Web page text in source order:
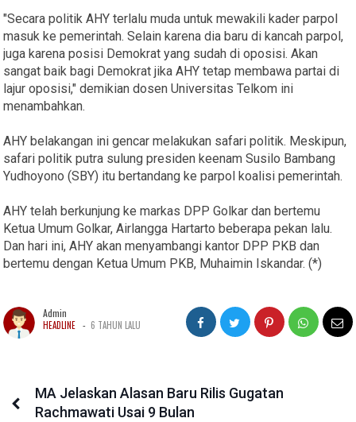
"Secara politik AHY terlalu muda untuk mewakili kader parpol
masuk ke pemerintah. Selain karena dia baru di kancah parpol,
juga karena posisi Demokrat yang sudah di oposisi. Akan
sangat baik bagi Demokrat jika AHY tetap membawa partai di
lajur oposisi," demikian dosen Universitas Telkom ini
menambahkan.
AHY belakangan ini gencar melakukan safari politik. Meskipun,
safari politik putra sulung presiden keenam Susilo Bambang
Yudhoyono (SBY) itu bertandang ke parpol koalisi pemerintah.
AHY telah berkunjung ke markas DPP Golkar dan bertemu
Ketua Umum Golkar, Airlangga Hartarto beberapa pekan lalu.
Dan hari ini, AHY akan menyambangi kantor DPP PKB dan
bertemu dengan Ketua Umum PKB, Muhaimin Iskandar. (*)
Admin
HEADLINE - 6 TAHUN LALU
MA Jelaskan Alasan Baru Rilis Gugatan
Rachmawati Usai 9 Bulan